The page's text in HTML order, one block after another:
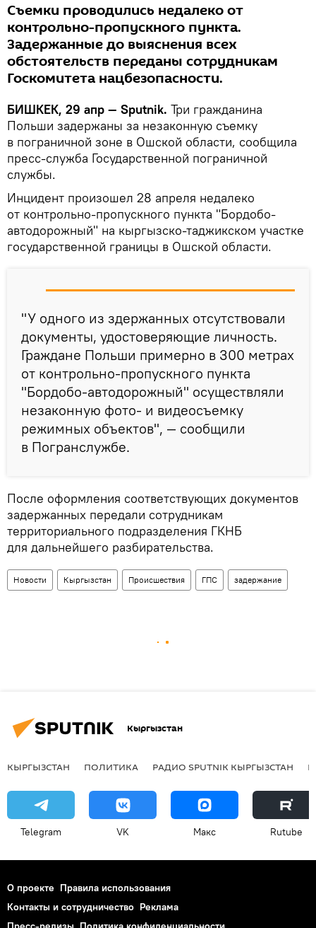
Съемки проводились недалеко от
контрольно-пропускного пункта.
Задержанные до выяснения всех
обстоятельств переданы сотрудникам
Госкомитета нацбезопасности.
БИШКЕК, 29 апр — Sputnik. Три гражданина
Польши задержаны за незаконную съемку
в пограничной зоне в Ошской области, сообщила
пресс-служба Государственной пограничной
службы.
Инцидент произошел 28 апреля недалеко
от контрольно-пропускного пункта "Бордобо-
автодорожный" на кыргызско-таджикском участке
государственной границы в Ошской области.
"У одного из здержанных отсутствовали
документы, удостоверяющие личность.
Граждане Польши примерно в 300 метрах
от контрольно-пропускного пункта
"Бордобо-автодорожный" осуществляли
незаконную фото- и видеосъемку
режимных объектов", — сообщили
в Погранслужбе.
После оформления соответствующих документов
задержанных передали сотрудникам
территориального подразделения ГКНБ
для дальнейшего разбирательства.
Новости Кыргызстан Происшествия ГПС задержание
Кыргызстан
КЫРГЫЗСТАН ПОЛИТИКА РАДИО SPUTNIK КЫРГЫЗСТАН
Telegram VK Макс Rutube
О проекте Правила использования
Контакты и сотрудничество Реклама